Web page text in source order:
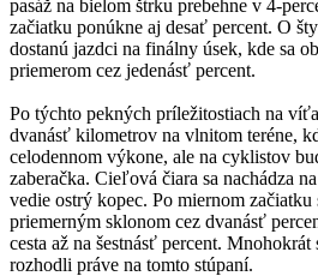
pasáž na bielom štrku prebehne v 4-
začiatku ponúkne aj desať percent. O
dostanú jazdci na finálny úsek, kde sa
priemerom cez jedenásť percent.
Po týchto pekných príležitostiach na
dvanásť kilometrov na vlnitom teréne,
celodennom výkone, ale na cyklistov
zaberačka. Cieľová čiara sa nachádza na
vedie ostrý kopec. Po miernom
priemerným sklonom cez dvanásť
cesta až na šestnásť percent. Mnohokrát
rozhodli práve na tomto stúpaní.